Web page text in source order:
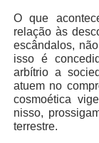
O que
relação às
escândalos,
isso é
arbítrio a
atuem no
cosmoética
nisso,
terrestre.